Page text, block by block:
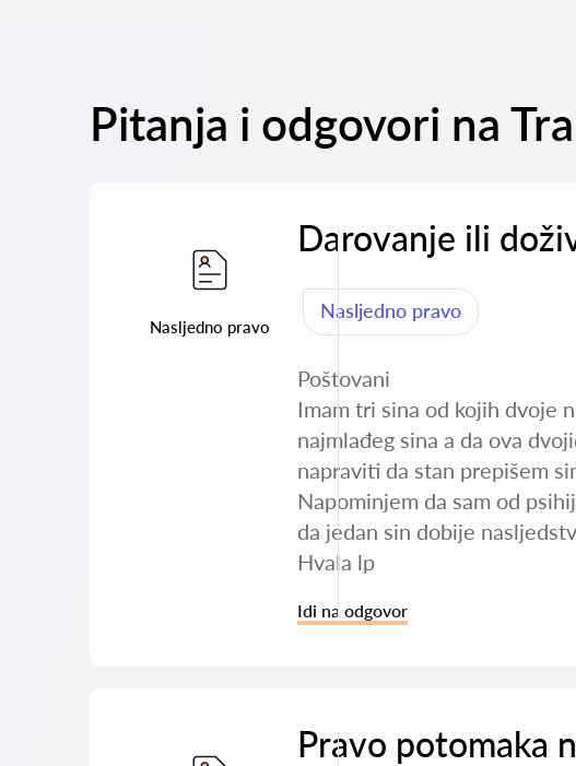
Pitanja i odgovori na
Nasljedno pravo
Darovanje ili
Nasljedno pravo
Poštovani
Imam tri sina od kojih dvoje
najmlađeg sina a da ova
napraviti da stan prepišem
Napominjem da sam od
da jedan sin dobije
Hvala lp
Idi na odgovor
Pravo potomaka